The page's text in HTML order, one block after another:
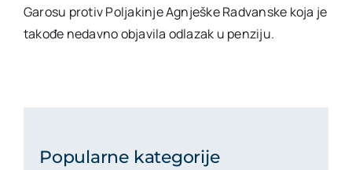
Garosu protiv Poljakinje Agnješke Radvanske koja je
takođe nedavno objavila odlazak u penziju.
Popularne kategorije